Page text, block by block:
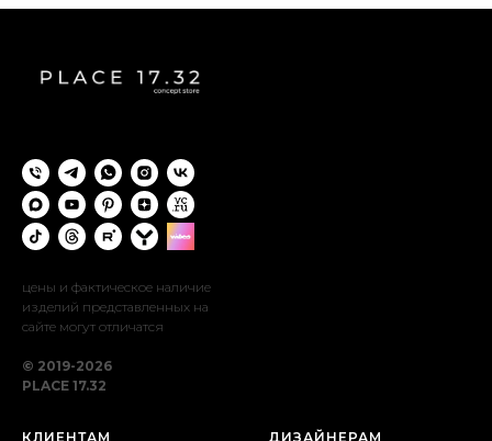
цены и фактическое наличие
изделий представленных на
сайте могут отличатся
© 2019-2026
PLACE 17.32
КЛИЕНТАМ ДИЗАЙНЕРАМ